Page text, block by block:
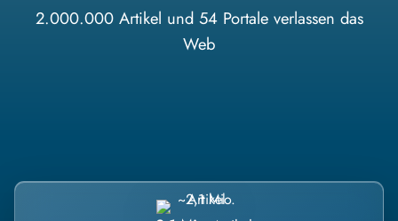
2.000.000 Artikel und 54 Portale verlassen das
Web